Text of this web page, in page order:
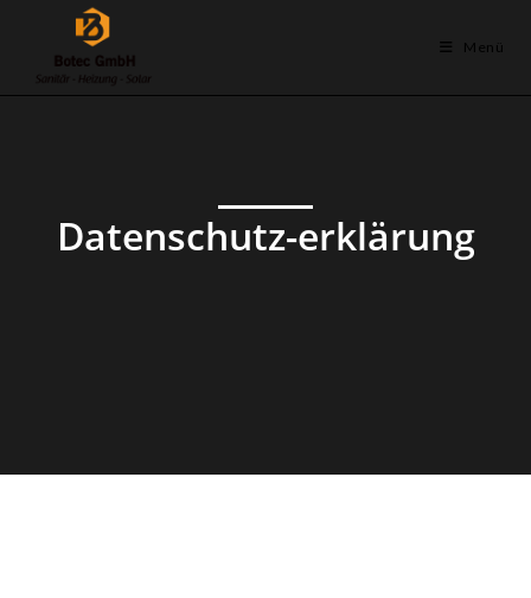
Menü
Datenschutz-erklärung